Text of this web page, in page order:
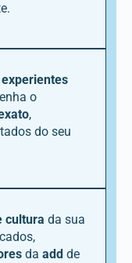
o
,
do seu
cultura da sua
da add de